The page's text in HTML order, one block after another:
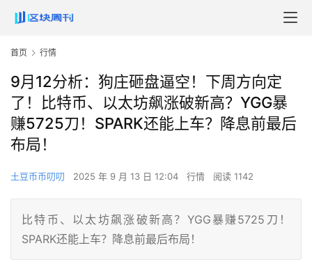
首页 行情
9月12分析：狗庄砸盘逼空！下周方向定
了！比特币、以太坊飙涨破新高？YGG暴
赚5725刀！SPARK还能上车？降息前最后
布局！
土豆币币叨叨 2025 年 9 月 13 日 12:04 行情 阅读 1142
比特币、以太坊飙涨破新高？YGG暴赚5725刀！
SPARK还能上车？降息前最后布局！